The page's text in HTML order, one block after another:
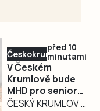
Českokrumlovsko
před 10
minutami
V Českém
Krumlově bude
MHD pro seniory
nad 70 let znovu
ČESKÝ KRUMLOV –